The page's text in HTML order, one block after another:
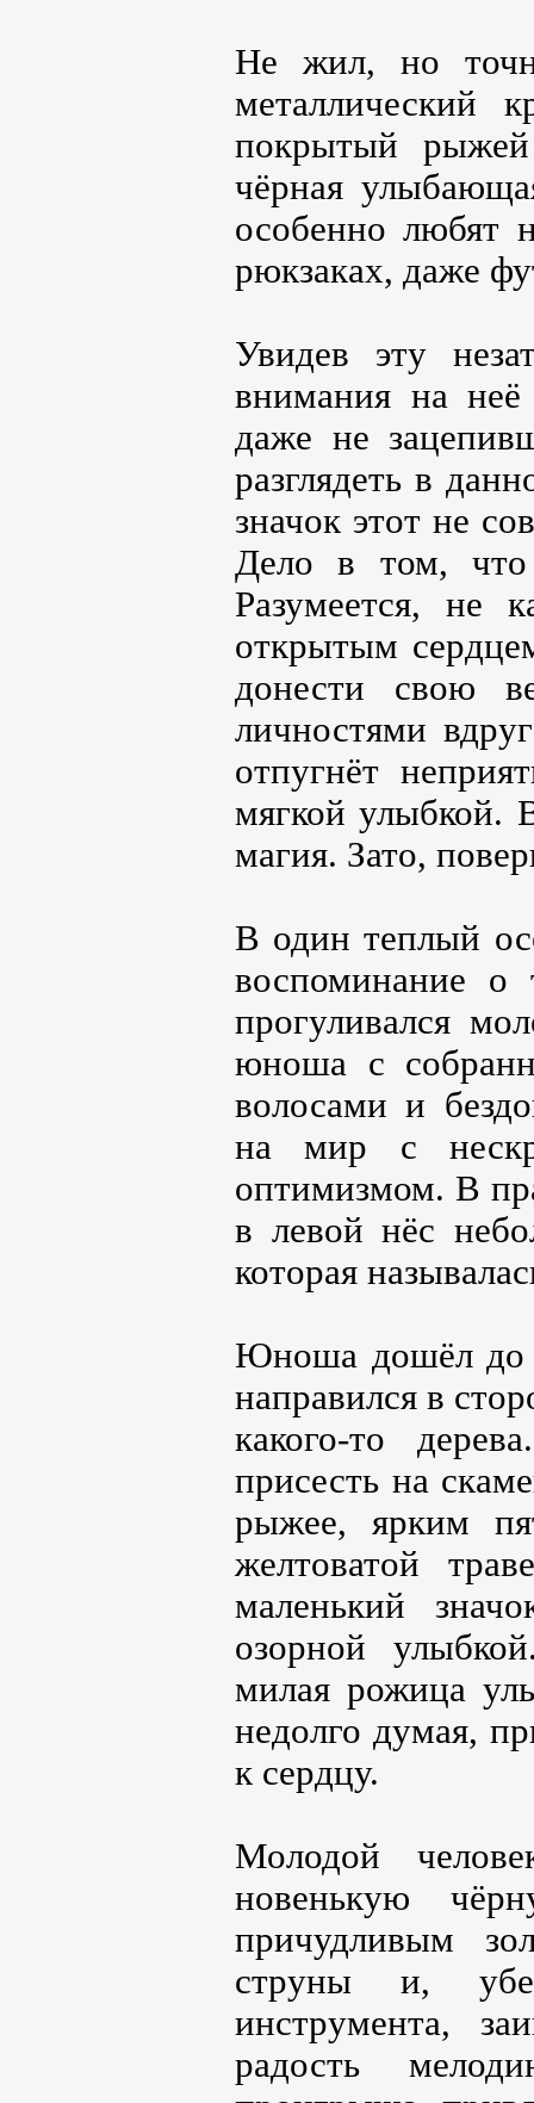
Не жил, но
металлический
покрытый рыжей
чёрная
особенно любят
рюкзаках, даже
Увидев эту
внимания на неё
даже не
разглядеть в
значок этот не
Дело в том, что
Разумеется, не
открытым
донести свою
личностями
отпугнёт
мягкой улыбкой.
магия. Зато,
В один теплый
воспоминание
прогуливался
юноша с
волосами и
на мир с
оптимизмом. В
в левой нёс
которая
Юноша дошёл до
направился в
какого-то
присесть на
рыжее, ярким
желтоватой
маленький
озорной
милая рожица
недолго думая,
к сердцу.
Молодой
новенькую
причудливым
струны и,
инструмента,
радость